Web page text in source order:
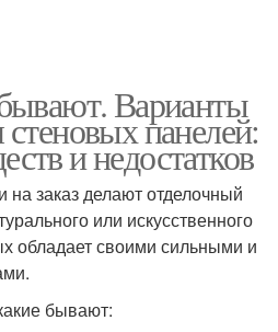
Варианты
панелей:
и недостатков
на заказ делают отделочный
или искусственного
обладает своими сильными и
бывают: